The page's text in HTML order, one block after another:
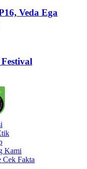
Veda Ega
Kami
Cek Fakta